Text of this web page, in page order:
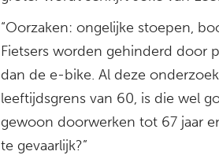
“Oorzaken: ongelijke stoepen,
Fietsers worden gehinderd door
dan de e-bike. Al deze
leeftijdsgrens van 60, is die wel
gewoon doorwerken tot 67 jaar
te gevaarlijk?”